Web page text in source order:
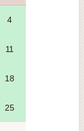
4
11
18
25